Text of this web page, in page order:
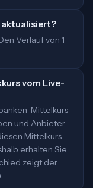
aktualisiert?
Verlauf von 1
vom Live-
Mittelkurs
und Anbieter
Mittelkurs
erhalten Sie
zeigt der